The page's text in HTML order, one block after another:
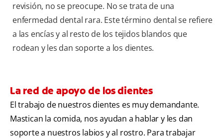
revisión, no se preocupe. No se trata de una
enfermedad dental rara. Este término dental se refiere
a las encías y al resto de los tejidos blandos que
rodean y les dan soporte a los dientes.
La red de apoyo de los dientes
El trabajo de nuestros dientes es muy demandante.
Mastican la comida, nos ayudan a hablar y les dan
soporte a nuestros labios y al rostro. Para trabajar